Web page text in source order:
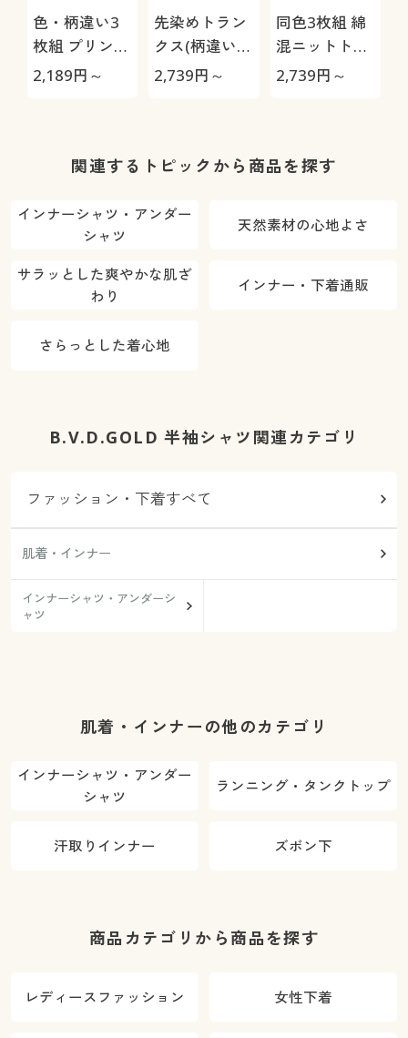
色・柄違い3
枚組 プリント
トランクス/綿
2,189円～
先染めトラン
クス(柄違い3
枚組)
2,739円～
同色3枚組 綿
混ニットトラ
ンクス/ウエス
2,739円～
関連するトピックから商品を探す
インナーシャツ・アンダー
シャツ
天然素材の心地よさ
サラッとした爽やかな肌ざ
わり
インナー・下着通販
さらっとした着心地
B.V.D.GOLD 半袖シャツ関連カテゴリ
ファッション・下着すべて
肌着・インナー
インナーシャツ・アンダーシ
ャツ
肌着・インナーの他のカテゴリ
インナーシャツ・アンダー
シャツ
ランニング・タンクトップ
汗取りインナー ズボン下
商品カテゴリから商品を探す
レディースファッション 女性下着